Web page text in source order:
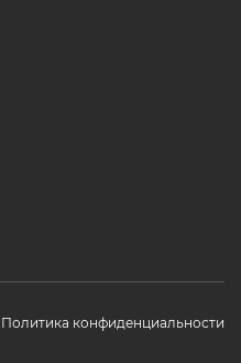
Политика конфиденциальности